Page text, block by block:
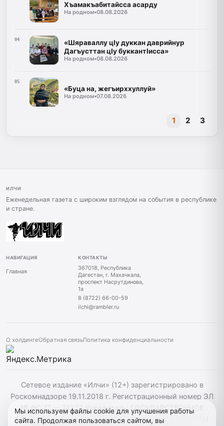
Хъамакъабитайсса асарду
На родном•08.08.2026
04
«Шяраваллу цIу дуккан даврийнур
Дагъусттан цIу буккантIисса»
На родном•08.08.2026
05
«Буца на, жегъирххуллуй»
На родном•07.08.2026
1 2 3
ИЛЧИ
Еженедельная газета с широким взглядом на события в республике
и стране.
НАВИГАЦИЯ
Главная
КОНТАКТЫ
367018, Республика
Дагестан, г. Махачкала,
проспект Насрутдинова,
1а
8 (8722) 66-00-59
ilchi@rambler.ru
О холдингеОбратная связьПолитика конфиденциальности
Сетевое издание «Илчи» (12+) зарегистрировано в
Роскомнадзоре 19.11.2018 г. Регистрационный номер ЭЛ
№ ФС 77 — 74277. Учредитель: ГОСУДАРСТВЕННОЕ
БЮДЖЕТНОЕ УЧРЕЖДЕНИЕ РЕСПУБЛИКИ ДАГЕСТАН
Мы используем файлы cookie для улучшения работы
сайта. Продолжая пользоваться сайтом, вы